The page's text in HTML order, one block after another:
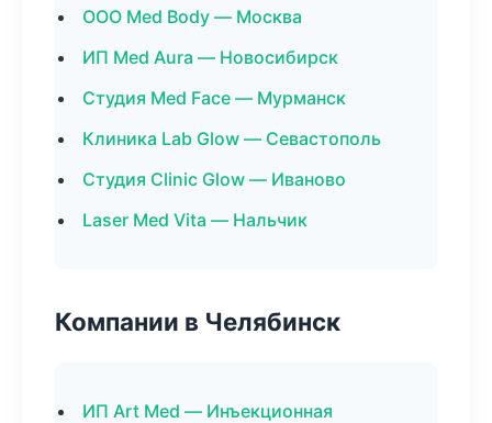
ООО Med Body — Москва
ИП Med Aura — Новосибирск
Студия Med Face — Мурманск
Клиника Lab Glow — Севастополь
Студия Clinic Glow — Иваново
Laser Med Vita — Нальчик
Компании в Челябинск
ИП Art Med — Инъекционная